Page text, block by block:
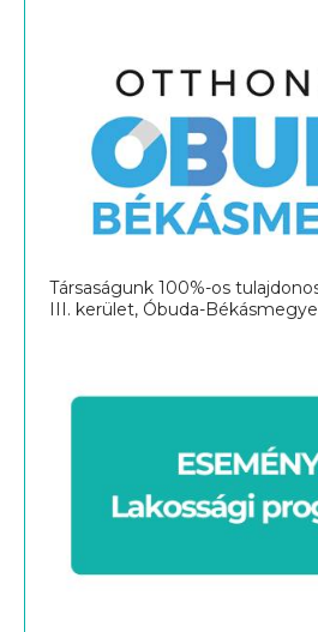
Társaságunk 100%-os
III. kerület, Óbuda-